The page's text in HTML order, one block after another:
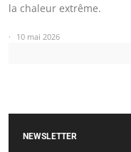
la chaleur extrême.
10 mai 2026
NEWSLETTER